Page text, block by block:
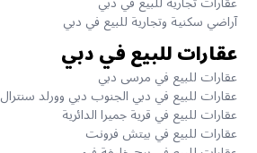
آراضي سكنية وتجارية للبيع في دبي
عقارات للبيع في دبي
عقارات للبيع في مرسى دبي
عقارات للبيع في دبي الجنوب دبي وورلد سنترال
عقارات للبيع في قرية جميرا الدائرية
عقارات للبيع في بيتش فرونت